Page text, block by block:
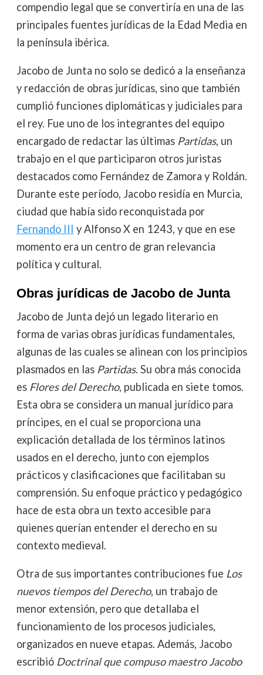
compendio legal que se convertiría en una de las
principales fuentes jurídicas de la Edad Media en
la península ibérica.
Jacobo de Junta no solo se dedicó a la enseñanza
y redacción de obras jurídicas, sino que también
cumplió funciones diplomáticas y judiciales para
el rey. Fue uno de los integrantes del equipo
encargado de redactar las últimas Partidas, un
trabajo en el que participaron otros juristas
destacados como Fernández de Zamora y Roldán.
Durante este período, Jacobo residía en Murcia,
ciudad que había sido reconquistada por
Fernando III y Alfonso X en 1243, y que en ese
momento era un centro de gran relevancia
política y cultural.
Obras jurídicas de Jacobo de Junta
Jacobo de Junta dejó un legado literario en
forma de varias obras jurídicas fundamentales,
algunas de las cuales se alinean con los principios
plasmados en las Partidas. Su obra más conocida
es Flores del Derecho, publicada en siete tomos.
Esta obra se considera un manual jurídico para
príncipes, en el cual se proporciona una
explicación detallada de los términos latinos
usados en el derecho, junto con ejemplos
prácticos y clasificaciones que facilitaban su
comprensión. Su enfoque práctico y pedagógico
hace de esta obra un texto accesible para
quienes querían entender el derecho en su
contexto medieval.
Otra de sus importantes contribuciones fue Los
nuevos tiempos del Derecho, un trabajo de
menor extensión, pero que detallaba el
funcionamiento de los procesos judiciales,
organizados en nueve etapas. Además, Jacobo
escribió Doctrinal que compuso maestro Jacobo